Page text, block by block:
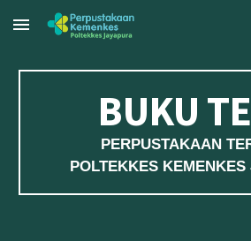
Skip to main content
BUKU
PERPUSTAKAAN
POLTEKKES KEMENKES